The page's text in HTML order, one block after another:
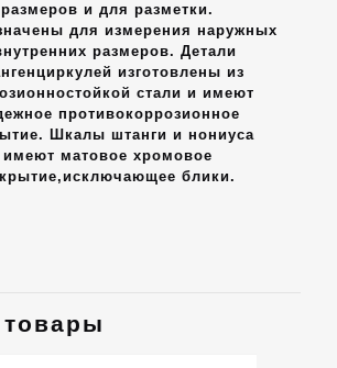
размеров и для разметки.
для измерения наружных
размеров. Детали
изготовлены из
стали и имеют
противокоррозионное
Шкалы штанги и нониуса
имеют матовое хромовое
блики.